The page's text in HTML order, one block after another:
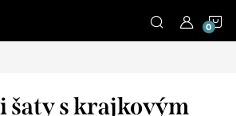
šaty s krajkovým